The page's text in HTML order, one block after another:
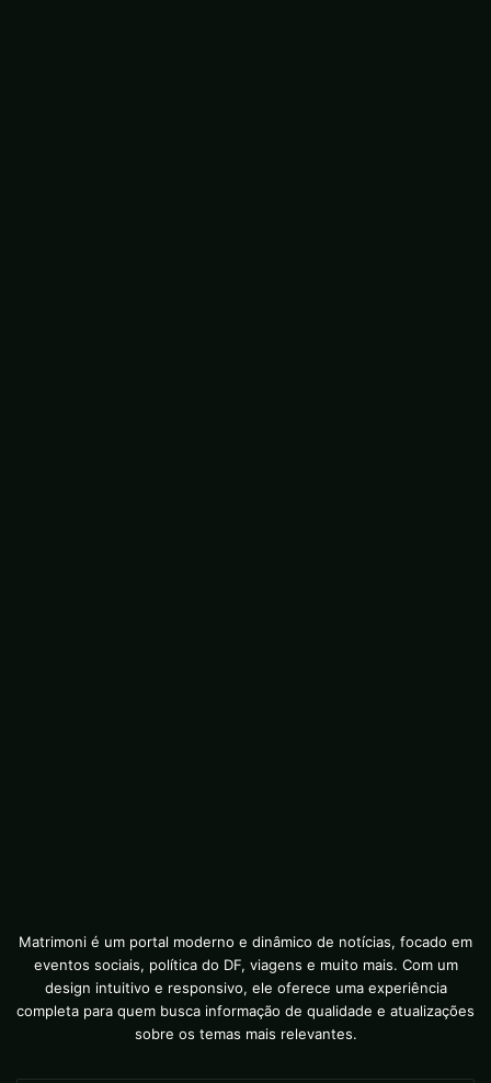
Matrimoni é um portal moderno e dinâmico de notícias, focado em
eventos sociais, política do DF, viagens e muito mais. Com um
design intuitivo e responsivo, ele oferece uma experiência
completa para quem busca informação de qualidade e atualizações
sobre os temas mais relevantes.